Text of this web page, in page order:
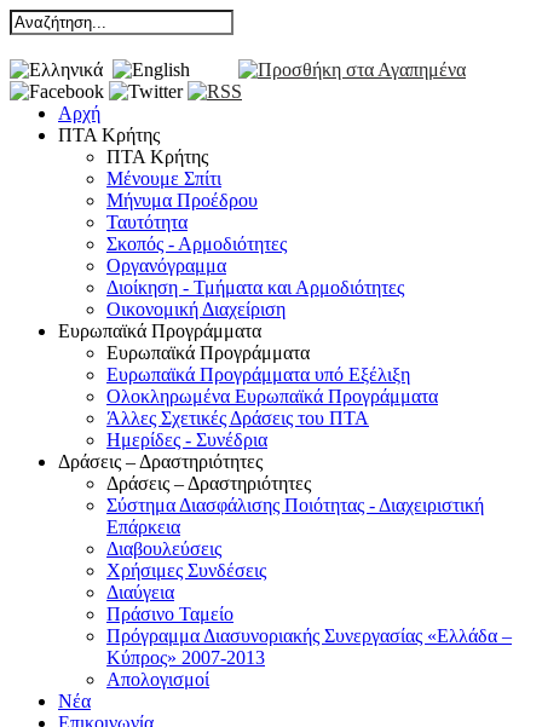
Αρχή
ΠΤΑ Κρήτης
ΠΤΑ Κρήτης
Μένουμε Σπίτι
Μήνυμα Προέδρου
Ταυτότητα
Σκοπός - Αρμοδιότητες
Οργανόγραμμα
Διοίκηση - Τμήματα και Αρμοδιότητες
Οικονομική Διαχείριση
Ευρωπαϊκά Προγράμματα
Ευρωπαϊκά Προγράμματα
Ευρωπαϊκά Προγράμματα υπό Εξέλιξη
Ολοκληρωμένα Ευρωπαϊκά Προγράμματα
Άλλες Σχετικές Δράσεις του ΠΤΑ
Ημερίδες - Συνέδρια
Δράσεις – Δραστηριότητες
Δράσεις – Δραστηριότητες
Σύστημα Διασφάλισης Ποιότητας - Διαχειριστική
Επάρκεια
Διαβουλεύσεις
Χρήσιμες Συνδέσεις
Διαύγεια
Πράσινο Ταμείο
Πρόγραμμα Διασυνοριακής Συνεργασίας «Ελλάδα –
Κύπρος» 2007-2013
Aπολογισμοί
Νέα
Επικοινωνία